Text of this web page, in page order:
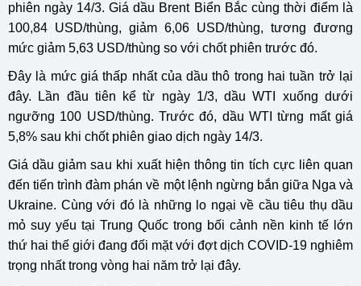
phiên ngày 14/3. Giá dầu Brent Biển Bắc cùng thời điểm là
100,84 USD/thùng, giảm 6,06 USD/thùng, tương đương
mức giảm 5,63 USD/thùng so với chốt phiên trước đó.
Đây là mức giá thấp nhất của dầu thô trong hai tuần trở lại
đây. Lần đầu tiên kể từ ngày 1/3, dầu WTI xuống dưới
ngưỡng 100 USD/thùng. Trước đó, dầu WTI từng mất giá
5,8% sau khi chốt phiên giao dịch ngày 14/3.
Giá dầu giảm sau khi xuất hiện thông tin tích cực liên quan
đến tiến trình đàm phán về một lệnh ngừng bắn giữa Nga và
Ukraine. Cùng với đó là những lo ngại về cầu tiêu thụ dầu
mỏ suy yếu tại Trung Quốc trong bối cảnh nền kinh tế lớn
thứ hai thế giới đang đối mặt với đợt dịch COVID-19 nghiêm
trọng nhất trong vòng hai năm trở lại đây.